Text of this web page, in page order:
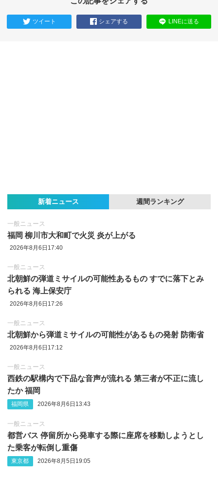
ツイート シェアする LINEに送る
新着ニュース 週間ランキング
一般ニュース
福岡 柳川市大和町で火災 炎が上がる
2026年8月6日17:40
一般ニュース
北朝鮮の弾道ミサイルの可能性あるもの すでに落下とみ
られる 海上保安庁
2026年8月6日17:26
一般ニュース
北朝鮮から弾道ミサイルの可能性があるもの発射 防衛省
2026年8月6日17:12
一般ニュース
西鉄の駅構内で下品な音声が流れる 第三者が不正に流し
たか 福岡
福岡県 2026年8月6日13:43
一般ニュース
都営バス 停留所から発車する際に座席を移動しようとし
た乗客が転倒し重傷
東京都 2026年8月5日19:05